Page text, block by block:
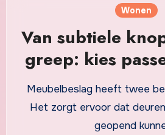
Wonen
Van subtiele
greep: kies
voor elk
Meubelbeslag heeft twee
Het zorgt ervoor dat
geopend